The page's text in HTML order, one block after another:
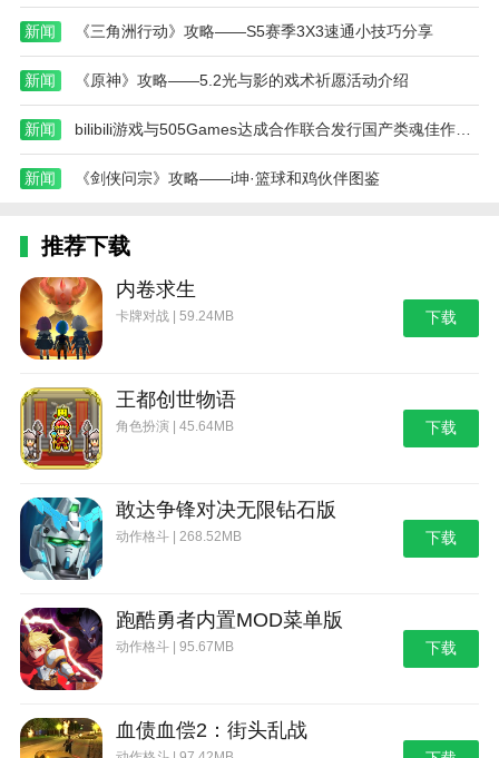
5、后期就是不断加强技能，攻击起来效果可以更
好。
本站为您提供植物大战僵尸技能版 最新版的 手机
游戏 ，欢迎大家记住本站网址，本站是您下载安卓手
游app最好的网站！
新闻 《三角洲行动》攻略——S5赛季3X3速通小技巧分享
新闻 《原神》攻略——5.2光与影的戏术祈愿活动介绍
新闻 bilibili游戏与505Games达成合作联合发行国产类魂佳作《明末：渊虚之羽》攻略——
新闻 《剑侠问宗》攻略——i坤·篮球和鸡伙伴图鉴
推荐下载
内卷求生
卡牌对战 | 59.24MB 下载
王都创世物语
角色扮演 | 45.64MB 下载
敢达争锋对决无限钻石版
动作格斗 | 268.52MB 下载
跑酷勇者内置MOD菜单版
动作格斗 | 95.67MB 下载
血债血偿2：街头乱战